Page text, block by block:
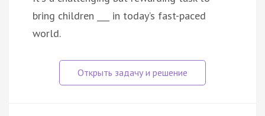
bring children ___ in today’s fast-paced
world.